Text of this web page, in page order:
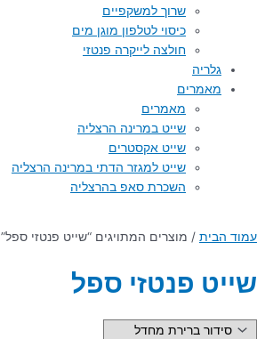
שרוך למשקפיים
כיסוי לטלפון מוגן מים
חולצה לייקרה פנטזי
גלריה
מאמרים
מאמרים
שייט במרינה הרצליה
שייט אקסטרים
שייט למגזר הדתי במרינה הרצליה
השכרת סאפ בהרצליה
עמוד הבית / מוצרים המתויגים “שייט פנטזי ספל”
שייט פנטזי ספל